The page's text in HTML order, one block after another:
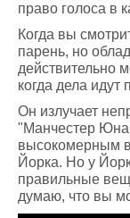
право голоса в
Когда вы
парень, но
действительно
когда дела
Он излучает
"Манчестер
высокомерным
Йорка. Но у
правильные
думаю, что вы